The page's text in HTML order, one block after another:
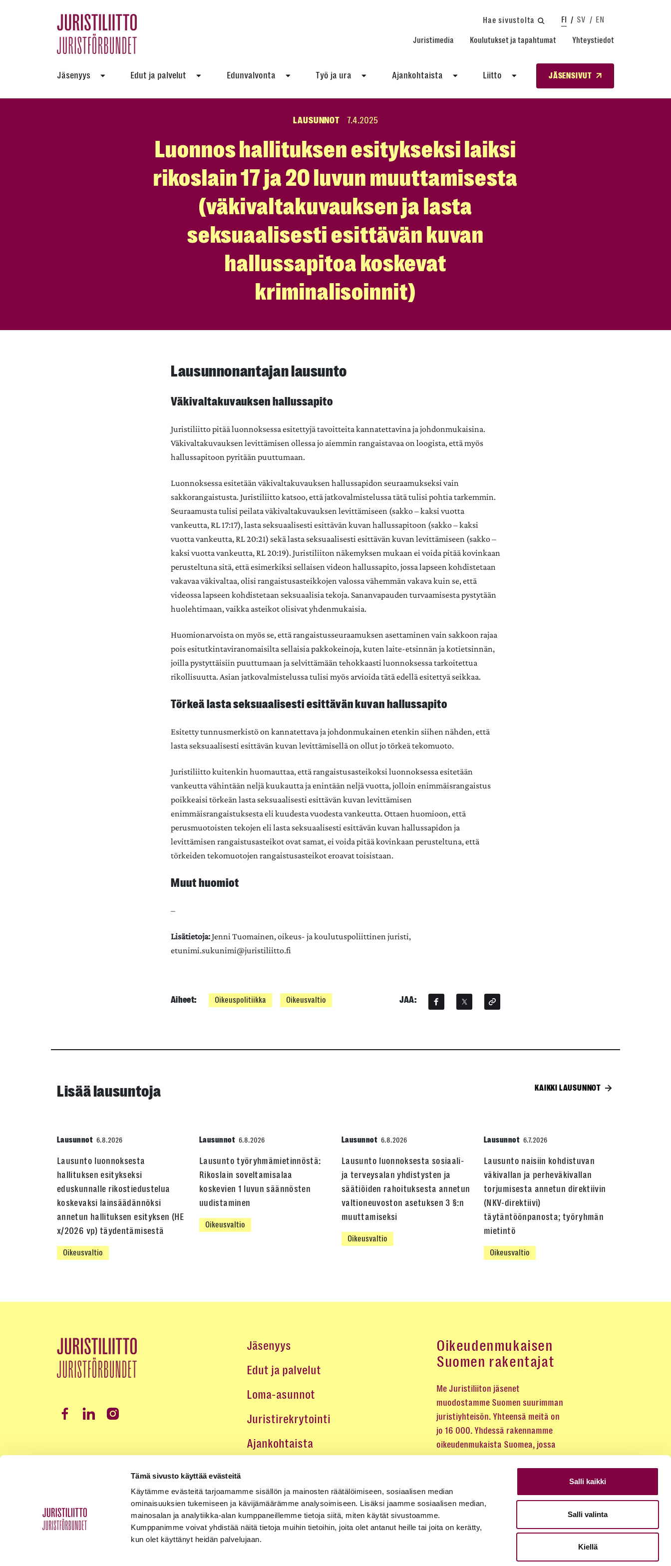
Tämä sivusto käyttää evästeitä
Käytämme evästeitä tarjoamamme sisällön ja mainosten räätälöimiseen, sosiaalisen median
ominaisuuksien tukemiseen ja kävijämäärämme analysoimiseen. Lisäksi jaamme sosiaalisen median,
mainosalan ja analytiikka-alan kumppaneillemme tietoja siitä, miten käytät sivustoamme.
Kumppanimme voivat yhdistää näitä tietoja muihin tietoihin, joita olet antanut heille tai joita on kerätty,
kun olet käyttänyt heidän palvelujaan.
Salli kaikki
Salli valinta
Kiellä
Hae sivustolta FI SV EN
Juristimedia Koulutukset ja tapahtumat Yhteystiedot
Jäsenyys Edut ja palvelut Edunvalvonta Työ ja ura Ajankohtaista Liitto JÄSENSIVUT
LAUSUNNOT 7.4.2025
Luonnos hallituksen esitykseksi laiksi
rikoslain 17 ja 20 luvun muuttamisesta
(väkivaltakuvauksen ja lasta
seksuaalisesti esittävän kuvan
hallussapitoa koskevat
kriminalisoinnit)
Lausunnonantajan lausunto
Väkivaltakuvauksen hallussapito
Juristiliitto pitää luonnoksessa esitettyjä tavoitteita kannatettavina ja johdonmukaisina.
Väkivaltakuvauksen levittämisen ollessa jo aiemmin rangaistavaa on loogista, että myös
hallussapitoon pyritään puuttumaan.
Luonnoksessa esitetään väkivaltakuvauksen hallussapidon seuraamukseksi vain
sakkorangaistusta. Juristiliitto katsoo, että jatkovalmistelussa tätä tulisi pohtia tarkemmin.
Seuraamusta tulisi peilata väkivaltakuvauksen levittämiseen (sakko – kaksi vuotta
vankeutta, RL 17:17), lasta seksuaalisesti esittävän kuvan hallussapitoon (sakko – kaksi
vuotta vankeutta, RL 20:21) sekä lasta seksuaalisesti esittävän kuvan levittämiseen (sakko –
kaksi vuotta vankeutta, RL 20:19). Juristiliiton näkemyksen mukaan ei voida pitää kovinkaan
perusteltuna sitä, että esimerkiksi sellaisen videon hallussapito, jossa lapseen kohdistetaan
vakavaa väkivaltaa, olisi rangaistusasteikkojen valossa vähemmän vakava kuin se, että
videossa lapseen kohdistetaan seksuaalisia tekoja. Sananvapauden turvaamisesta pystytään
huolehtimaan, vaikka asteikot olisivat yhdenmukaisia.
Huomionarvoista on myös se, että rangaistusseuraamuksen asettaminen vain sakkoon rajaa
pois esitutkintaviranomaisilta sellaisia pakkokeinoja, kuten laite-etsinnän ja kotietsinnän,
joilla pystyttäisiin puuttumaan ja selvittämään tehokkaasti luonnoksessa tarkoitettua
rikollisuutta. Asian jatkovalmistelussa tulisi myös arvioida tätä edellä esitettyä seikkaa.
Törkeä lasta seksuaalisesti esittävän kuvan hallussapito
Esitetty tunnusmerkistö on kannatettava ja johdonmukainen etenkin siihen nähden, että
lasta seksuaalisesti esittävän kuvan levittämisellä on ollut jo törkeä tekomuoto.
Juristiliitto kuitenkin huomauttaa, että rangaistusasteikoksi luonnoksessa esitetään
vankeutta vähintään neljä kuukautta ja enintään neljä vuotta, jolloin enimmäisrangaistus
poikkeaisi törkeän lasta seksuaalisesti esittävän kuvan levittämisen
enimmäisrangaistuksesta eli kuudesta vuodesta vankeutta. Ottaen huomioon, että
perusmuotoisten tekojen eli lasta seksuaalisesti esittävän kuvan hallussapidon ja
levittämisen rangaistusasteikot ovat samat, ei voida pitää kovinkaan perusteltuna, että
törkeiden tekomuotojen rangaistusasteikot eroavat toisistaan.
Muut huomiot
–
Lisätietoja:Jenni Tuomainen, oikeus- ja koulutuspoliittinen juristi,
etunimi.sukunimi@juristiliitto.fi
Aiheet: Oikeuspolitiikka Oikeusvaltio JAA:
Lisää lausuntoja KAIKKI LAUSUNNOT
Lausunnot 6.8.2026
Lausunto luonnoksesta
hallituksen esitykseksi
eduskunnalle rikostiedustelua
koskevaksi lainsäädännöksi
annetun hallituksen esityksen (HE
x/2026 vp) täydentämisestä
Oikeusvaltio
Lausunnot 6.8.2026
Lausunto työryhmämietinnöstä:
Rikoslain soveltamisalaa
koskevien 1 luvun säännösten
uudistaminen
Oikeusvaltio
Lausunnot 6.8.2026
Lausunto luonnoksesta sosiaali-
ja terveysalan yhdistysten ja
säätiöiden rahoituksesta annetun
valtioneuvoston asetuksen 3 §:n
muuttamiseksi
Oikeusvaltio
Lausunnot 6.7.2026
Lausunto naisiin kohdistuvan
väkivallan ja perheväkivallan
torjumisesta annetun direktiivin
(NKV-direktiivi)
täytäntöönpanosta; työryhmän
mietintö
Oikeusvaltio
Jäsenyys
Edut ja palvelut
Loma-asunnot
Juristirekrytointi
Ajankohtaista
Koulutukset ja tapahtumat
Yhteystiedot
Oikeudenmukaisen
Suomen rakentajat
Me Juristiliiton jäsenet
muodostamme Suomen suurimman
juristiyhteisön. Yhteensä meitä on
jo 16 000. Yhdessä rakennamme
oikeudenmukaista Suomea, jossa